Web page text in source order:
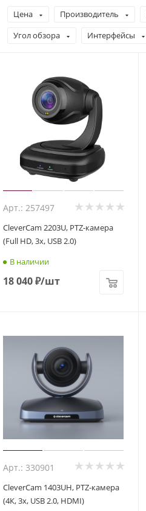
Цена Производитель
Угол обзора
Интерфейсы
Арт.: 257497
CleverCam 2203U, PTZ-камера
(Full HD, 3x, USB 2.0)
В наличии
18 040₽/шт
Арт.: 330901
CleverCam 1403UH, PTZ-камера
(4К, 3x, USB 2.0, HDMI)